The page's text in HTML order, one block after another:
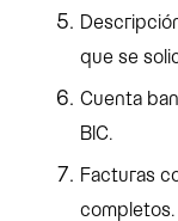
que se
Cuenta
BIC.
Facturas
completos.